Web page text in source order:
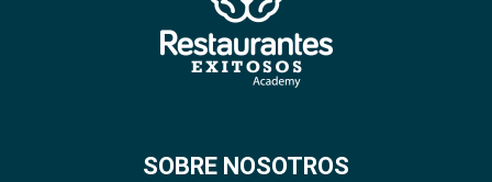
SOBRE NOSOTROS